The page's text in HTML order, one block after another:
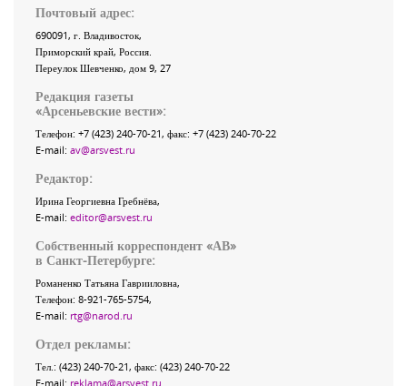
Почтовый адрес:
690091, г. Владивосток,
Приморский край, Россия
Переулок Шевченко, дом 9, 27
Редакция газеты
«Арсеньевские вести»:
Телефон: +7 (423) 240-70-21, факс: +7 (423) 240-70-22
E-mail: av@arsvest.ru
Редактор:
Ирина Георгиевна Гребнёва,
E-mail: editor@arsvest.ru
Собственный корреспондент «АВ»
в Санкт-Петербурге:
Романенко Татьяна Гаврииловна,
Телефон: 8-921-765-5754,
E-mail: rtg@narod.ru
Отдел рекламы:
Тел.: (423) 240-70-21, факс: (423) 240-70-22
E-mail: reklama@arsvest.ru